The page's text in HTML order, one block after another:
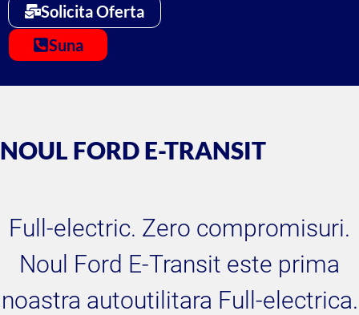
Solicita Oferta
Suna
NOUL FORD E-TRANSIT
Full-electric. Zero compromisuri.
Noul Ford E-Transit este prima
noastra autoutilitara Full-electrica.